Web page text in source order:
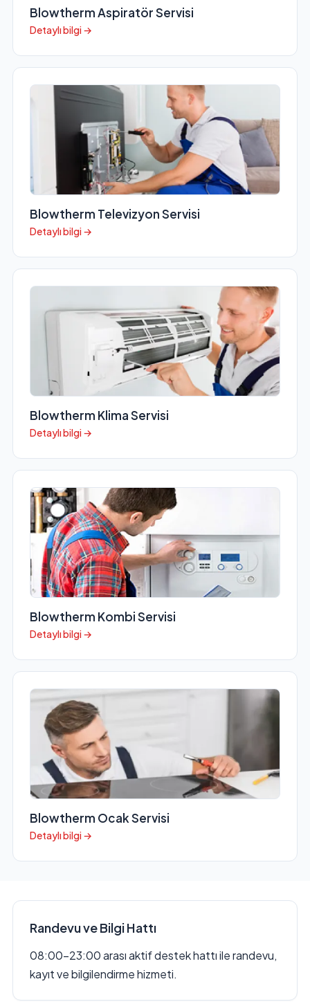
Blowtherm Aspiratör Servisi
Detaylı bilgi →
Blowtherm Televizyon Servisi
Detaylı bilgi →
Blowtherm Klima Servisi
Detaylı bilgi →
Blowtherm Kombi Servisi
Detaylı bilgi →
Blowtherm Ocak Servisi
Detaylı bilgi →
Randevu ve Bilgi Hattı
08:00–23:00 arası aktif destek hattı ile randevu,
kayıt ve bilgilendirme hizmeti.